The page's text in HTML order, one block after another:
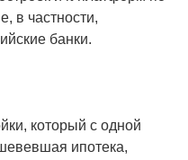
в частности,
банки.
который с одной
ипотека,